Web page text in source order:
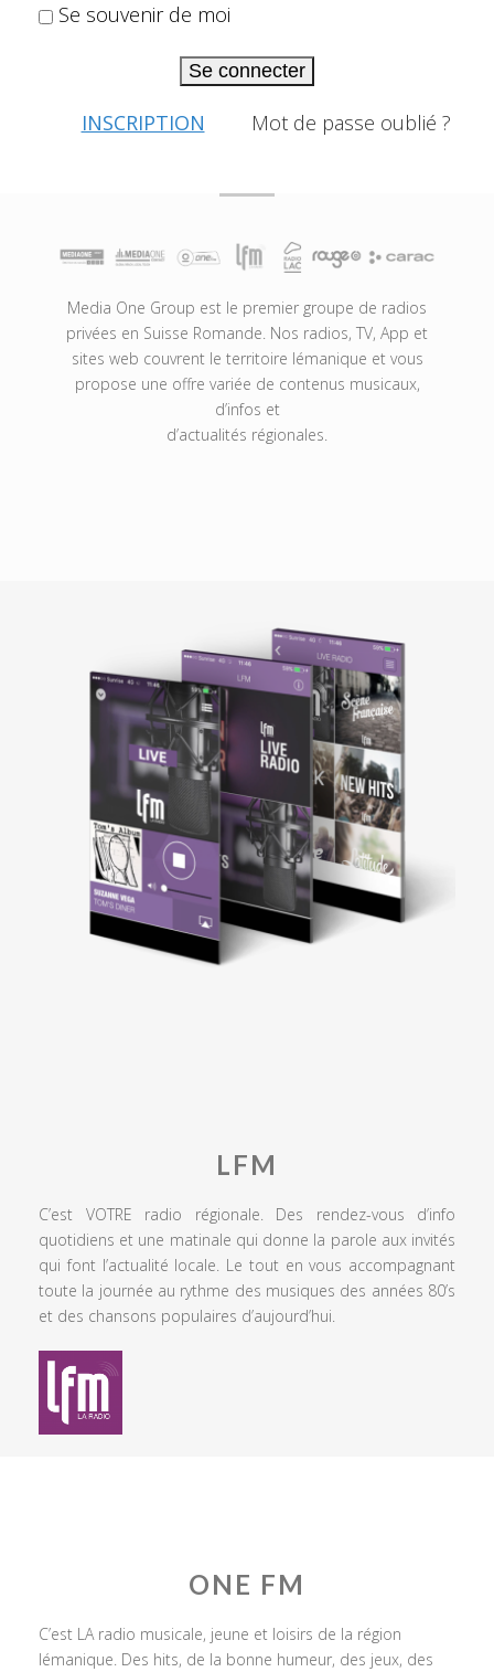
Se souvenir de moi
Se connecter
INSCRIPTION Mot de passe oublié ?
Media One Group est le premier groupe de radios
privées en Suisse Romande. Nos radios, TV, App et
sites web couvrent le territoire lémanique et vous
propose une offre variée de contenus musicaux,
d’infos et
d’actualités régionales.
LFM
C’est VOTRE radio régionale. Des rendez-vous d’info
quotidiens et une matinale qui donne la parole aux invités
qui font l’actualité locale. Le tout en vous accompagnant
toute la journée au rythme des musiques des années 80’s
et des chansons populaires d’aujourd’hui.
ONE FM
C’est LA radio musicale, jeune et loisirs de la région
lémanique. Des hits, de la bonne humeur, des jeux, des